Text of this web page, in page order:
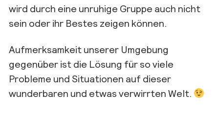
wird durch eine unruhige Gruppe auch nicht
sein oder ihr Bestes zeigen können.
Aufmerksamkeit unserer Umgebung
gegenüber ist die Lösung für so viele
Probleme und Situationen auf dieser
wunderbaren und etwas verwirrten Welt.